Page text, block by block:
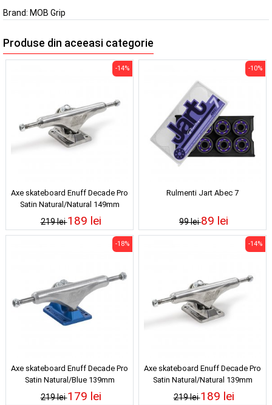
Brand: MOB Grip
Produse din aceeasi categorie
Axe skateboard Enuff Decade Pro
Satin Natural/Natural 149mm
219 lei
-14%
189 lei
Rulmenti Jart Abec 7
99 lei
-10%
89 lei
Axe skateboard Enuff Decade Pro
Satin Natural/Blue 139mm
219 lei
-18%
179 lei
Axe skateboard Enuff Decade Pro
Satin Natural/Natural 139mm
219 lei
-14%
189 lei